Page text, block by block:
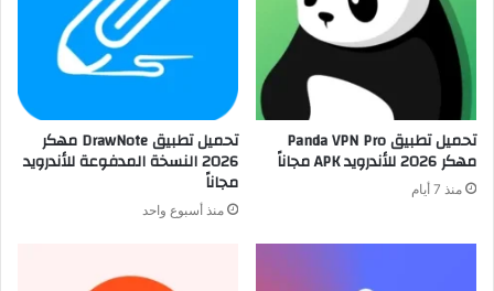
تحميل تطبيق Panda VPN Pro
مهكر 2026 للأندرويد APK مجاناً
منذ 7 أيام
تحميل تطبيق DrawNote مهكر
2026 النسخة المدفوعة للأندرويد
مجاناً
منذ أسبوع واحد